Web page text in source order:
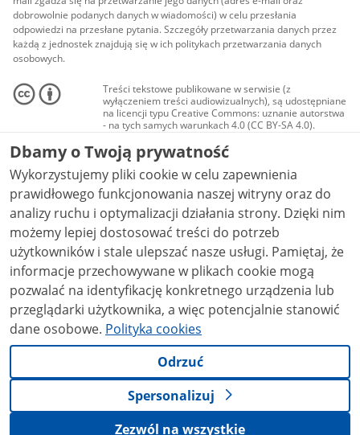
dobrowolnie podanych danych w wiadomości) w celu przesłania
odpowiedzi na przesłane pytania. Szczegóły przetwarzania danych przez
każdą z jednostek znajdują się w ich politykach przetwarzania danych
osobowych.
Treści tekstowe publikowane w serwisie (z
wyłączeniem treści audiowizualnych), są udostępniane
na licencji typu Creative Commons: uznanie autorstwa
- na tych samych warunkach 4.0 (CC BY-SA 4.0).
Materiały audiowizualne, w tym zdjęcia, materiały
audio i wideo, są udostępniane na licencji typu
Creative Commons: uznanie autorstwa użycie
niekomercyjne - bez utworów zależnych 4.0 (CC BY-
NC-ND 4.0), o ile nie jest to stwierdzone inaczej.
Dbamy o Twoją prywatność
Wykorzystujemy pliki cookie w celu zapewnienia
prawidłowego funkcjonowania naszej witryny oraz do
analizy ruchu i optymalizacji działania strony. Dzięki nim
możemy lepiej dostosować treści do potrzeb
użytkowników i stale ulepszać nasze usługi. Pamiętaj, że
informacje przechowywane w plikach cookie mogą
pozwalać na identyfikację konkretnego urządzenia lub
przeglądarki użytkownika, a więc potencjalnie stanowić
dane osobowe. Polityka cookies
Odrzuć
Spersonalizuj
Zezwól na wszystkie